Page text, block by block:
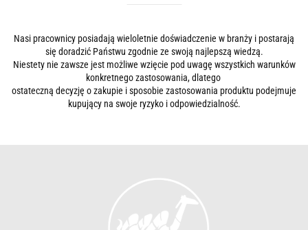
Nasi pracownicy posiadają wieloletnie doświadczenie w branży i postarają
się doradzić Państwu zgodnie ze swoją najlepszą wiedzą.
Niestety nie zawsze jest możliwe wzięcie pod uwagę wszystkich warunków
konkretnego zastosowania, dlatego
ostateczną decyzję o zakupie i sposobie zastosowania produktu podejmuje
kupujący na swoje ryzyko i odpowiedzialność.